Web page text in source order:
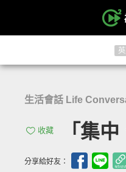
生活會話 Life
收藏 「集
分享給好友：